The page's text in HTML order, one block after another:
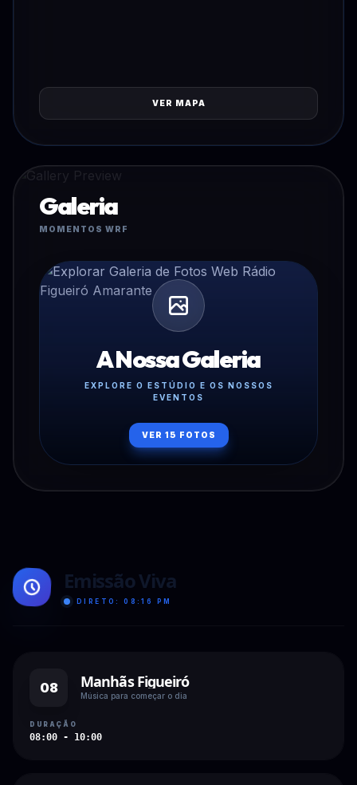
VER MAPA
Galeria
MOMENTOS WRF
A Nossa Galeria
EXPLORE O ESTÚDIO E OS NOSSOS
EVENTOS
VER 15 FOTOS
Emissão Viva
DIRETO:08:16 PM
08 Manhãs Figueiró
Música para começar o dia
DURAÇÃO
08:00 - 10:00